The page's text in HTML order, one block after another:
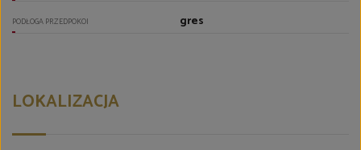
PODŁOGA PRZEDPOKOI gres
LOKALIZACJA